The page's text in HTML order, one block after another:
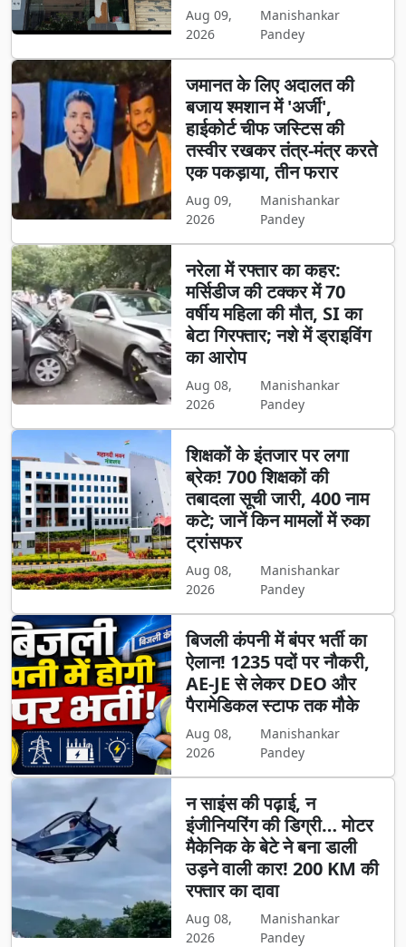
Aug 09,
2026
Manishankar
Pandey
जमानत के लिए अदालत की
बजाय श्मशान में 'अर्जी',
हाईकोर्ट चीफ जस्टिस की
तस्वीर रखकर तंत्र-मंत्र करते
एक पकड़ाया, तीन फरार
Aug 09,
2026
Manishankar
Pandey
नरेला में रफ्तार का कहर:
मर्सिडीज की टक्कर में 70
वर्षीय महिला की मौत, SI का
बेटा गिरफ्तार; नशे में ड्राइविंग
का आरोप
Aug 08,
2026
Manishankar
Pandey
शिक्षकों के इंतजार पर लगा
ब्रेक! 700 शिक्षकों की
तबादला सूची जारी, 400 नाम
कटे; जानें किन मामलों में रुका
ट्रांसफर
Aug 08,
2026
Manishankar
Pandey
बिजली कंपनी में बंपर भर्ती का
ऐलान! 1235 पदों पर नौकरी,
AE-JE से लेकर DEO और
पैरामेडिकल स्टाफ तक मौके
Aug 08,
2026
Manishankar
Pandey
न साइंस की पढ़ाई, न
इंजीनियरिंग की डिग्री… मोटर
मैकेनिक के बेटे ने बना डाली
उड़ने वाली कार! 200 KM की
रफ्तार का दावा
Aug 08,
2026
Manishankar
Pandey